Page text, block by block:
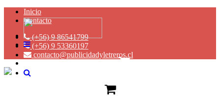
Inicio
Contacto
(+56) 9 86541799
(+56) 9 53360197
contacto@publicidadyletreros.cl